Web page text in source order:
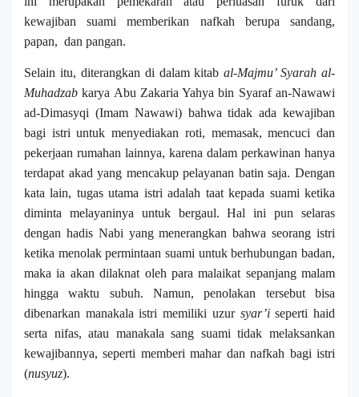
kewajiban suami memberikan nafkah berupa sandang,
papan, dan pangan.
Selain itu, diterangkan di dalam kitabal-Majmu’ Syarah al-
Muhadzab karya Abu Zakaria Yahya bin Syaraf an-Nawawi
ad-Dimasyqi (Imam Nawawi) bahwa tidak ada kewajiban
bagi istri untuk menyediakan roti, memasak, mencuci dan
pekerjaan rumahan lainnya, karena dalam perkawinan hanya
terdapat akad yang mencakup pelayanan batin saja. Dengan
kata lain, tugas utama istri adalah taat kepada suami ketika
diminta melayaninya untuk bergaul. Hal ini pun selaras
dengan hadis Nabi yang menerangkan bahwa seorang istri
ketika menolak permintaan suami untuk berhubungan badan,
maka ia akan dilaknat oleh para malaikat sepanjang malam
hingga waktu subuh. Namun, penolakan tersebut bisa
dibenarkan manakala istri memiliki uzur syar’iseperti haid
serta nifas, atau manakala sang suami tidak melaksankan
kewajibannya, seperti memberi mahar dan nafkah bagi istri
(nusyuz).